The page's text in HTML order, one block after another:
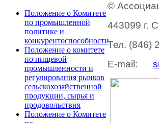
Положение о Комитете
по промышленной
политике и
конкурентоспособности
Положение о комитете
по пищевой
промышленности и
регулирования рынков
сельскохозяйственной
продукции, сырья и
продовольствия
Положение о Комитете
©
443099 г.
Тел. (846)
E-mail: